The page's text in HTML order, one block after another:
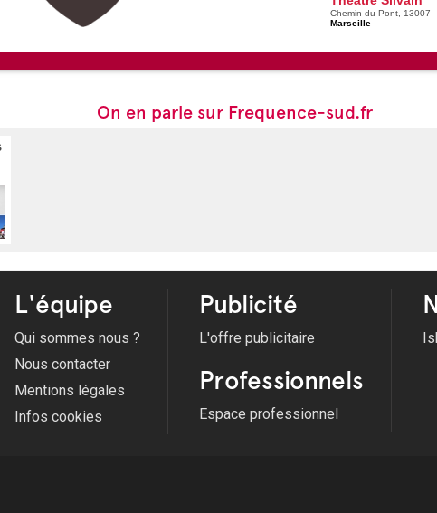
Chemin du Pont, 13007
Marseille
On en parle sur Frequence-sud.fr
L'équipe
Qui sommes nous ?
Nous contacter
Mentions légales
Infos cookies
Publicité
L'offre publicitaire
Professionnels
Espace professionnel